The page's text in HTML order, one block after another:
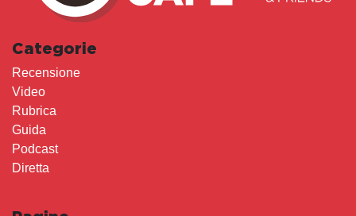
Categorie
Recensione
Video
Rubrica
Guida
Podcast
Diretta